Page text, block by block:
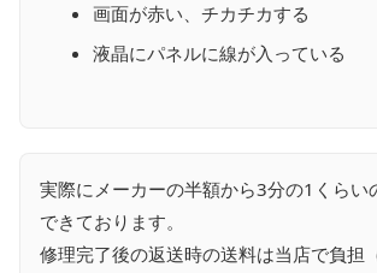
画面が赤い、チカチカする
液晶にパネルに線が入っている
実際にメーカーの半額から3分の1くらい
できております。
修理完了後の返送時の送料は当店で負担